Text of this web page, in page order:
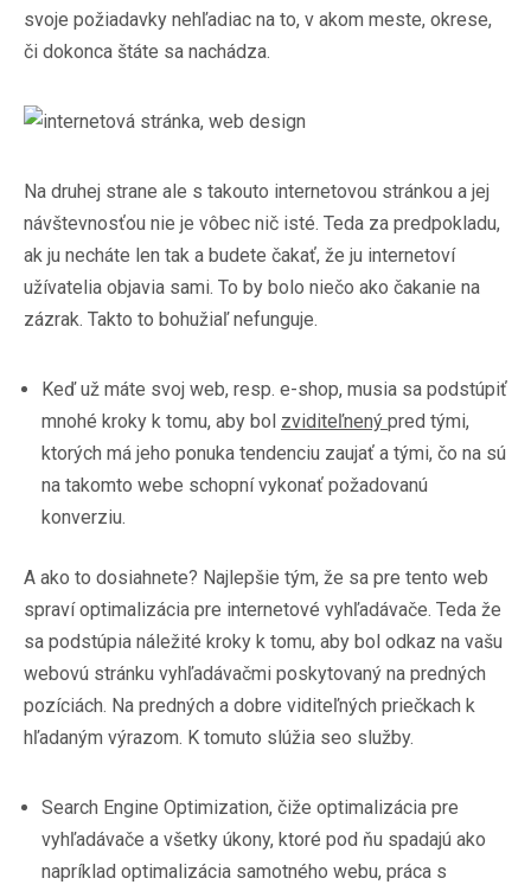
svoje požiadavky nehľadiac na to, v akom meste, okrese,
či dokonca štáte sa nachádza.
Na druhej strane ale s takouto internetovou stránkou a jej
návštevnosťou nie je vôbec nič isté. Teda za predpokladu,
ak ju necháte len tak a budete čakať, že ju internetoví
užívatelia objavia sami. To by bolo niečo ako čakanie na
zázrak. Takto to bohužiaľ nefunguje.
Keď už máte svoj web, resp. e-shop, musia sa podstúpiť
mnohé kroky k tomu, aby bol zviditeľnený pred tými,
ktorých má jeho ponuka tendenciu zaujať a tými, čo na sú
na takomto webe schopní vykonať požadovanú
konverziu.
A ako to dosiahnete? Najlepšie tým, že sa pre tento web
spraví optimalizácia pre internetové vyhľadávače. Teda že
sa podstúpia náležité kroky k tomu, aby bol odkaz na vašu
webovú stránku vyhľadávačmi poskytovaný na predných
pozíciách. Na predných a dobre viditeľných priečkach k
hľadaným výrazom. K tomuto slúžia seo služby.
Search Engine Optimization, čiže optimalizácia pre
vyhľadávače a všetky úkony, ktoré pod ňu spadajú ako
napríklad optimalizácia samotného webu, práca s